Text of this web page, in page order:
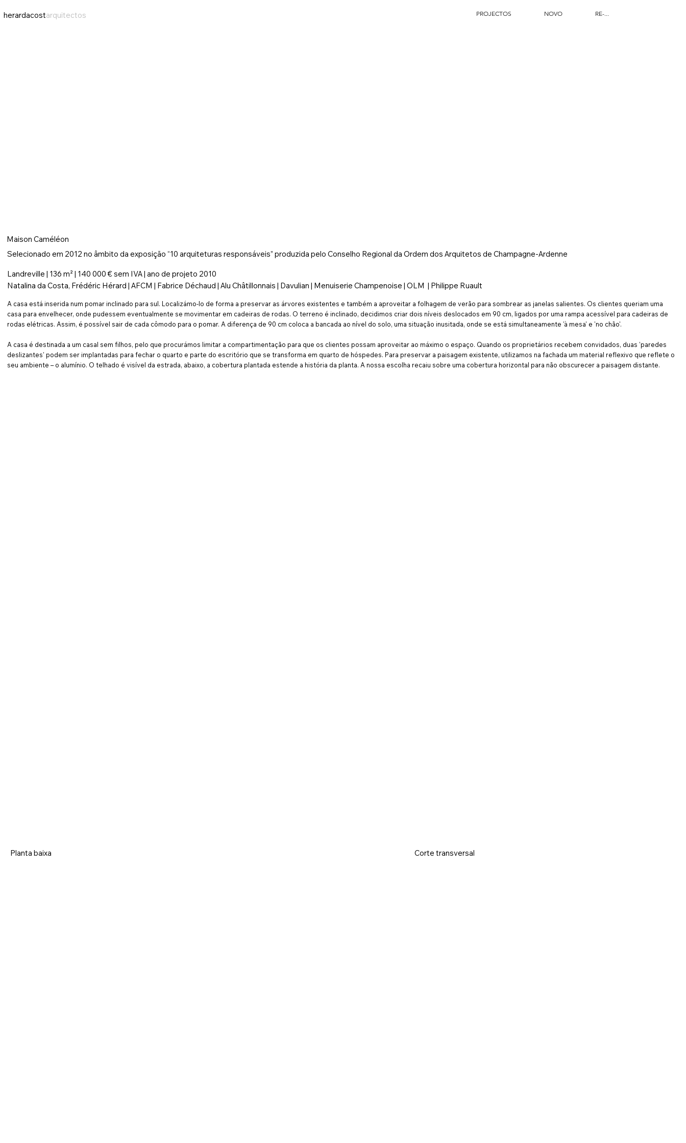
herardacostarquitectos PROJECTOS NOVO RE-...
Maison Caméléon
Selecionado em 2012 no âmbito da exposição “10 arquiteturas responsáveis” produzida pelo Conselho Regional da Ordem dos Arquitetos de Champagne-Ardenne
Landreville | 136 m² | 140 000 € sem IVA| ano de projeto 2010
Natalina da Costa, Frédéric Hérard | AFCM | Fabrice Déchaud | Alu Châtillonnais | Davulian | Menuiserie Champenoise | OLM | Philippe Ruault
A casa está inserida num pomar inclinado para sul. Localizámo-lo de forma a preservar as árvores existentes e também a aproveitar a folhagem de verão para sombrear as janelas salientes. Os clientes queriam uma
casa para envelhecer, onde pudessem eventualmente se movimentar em cadeiras de rodas. O terreno é inclinado, decidimos criar dois níveis deslocados em 90 cm, ligados por uma rampa acessível para cadeiras de
rodas elétricas. Assim, é possível sair de cada cômodo para o pomar. A diferença de 90 cm coloca a bancada ao nível do solo, uma situação inusitada, onde se está simultaneamente 'à mesa' e 'no chão'.
A casa é destinada a um casal sem filhos, pelo que procurámos limitar a compartimentação para que os clientes possam aproveitar ao máximo o espaço. Quando os proprietários recebem convidados, duas 'paredes
deslizantes' podem ser implantadas para fechar o quarto e parte do escritório que se transforma em quarto de hóspedes. Para preservar a paisagem existente, utilizamos na fachada um material reflexivo que reflete o
seu ambiente – o alumínio. O telhado é visível da estrada, abaixo, a cobertura plantada estende a história da planta. A nossa escolha recaiu sobre uma cobertura horizontal para não obscurecer a paisagem distante.
Planta baixa Corte transversal